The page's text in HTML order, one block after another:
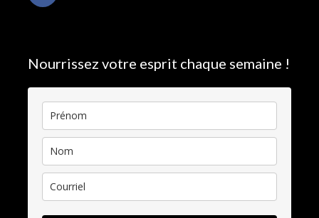
Nourrissez votre esprit chaque semaine !